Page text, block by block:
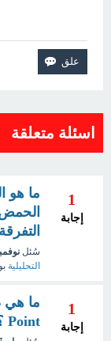
اسئلة متعلقة
1
إجابة
ما هو
سُئل نوفمبر 5،
التحليلية
1
إجابة
Point ؟ وكيف يمكن قياسها؟